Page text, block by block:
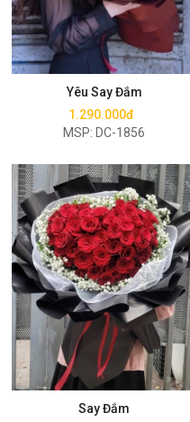
Yêu Say Đắm
1.290.000đ
MSP: DC-1856
Mua ngay
Say Đắm
Mua ngay